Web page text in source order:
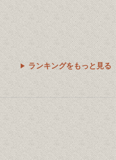
ランキングをもっと見る